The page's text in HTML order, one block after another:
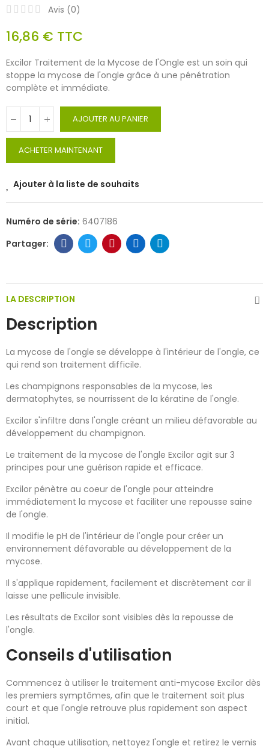
Avis (0)
16,86 € TTC
Excilor Traitement de la Mycose de l'Ongle est un soin qui
stoppe la mycose de l'ongle grâce à une pénétration
complète et immédiate.
AJOUTER AU PANIER
ACHETER MAINTENANT
Ajouter à la liste de souhaits
Numéro de série: 6407186
LA DESCRIPTION
Description
La mycose de l'ongle se développe à l'intérieur de l'ongle, ce
qui rend son traitement difficile.
Les champignons responsables de la mycose, les
dermatophytes, se nourrissent de la kératine de l'ongle.
Excilor s'infiltre dans l'ongle créant un milieu défavorable au
développement du champignon.
Le traitement de la mycose de l'ongle Excilor agit sur 3
principes pour une guérison rapide et efficace.
Excilor pénètre au coeur de l'ongle pour atteindre
immédiatement la mycose et faciliter une repousse saine
de l'ongle.
Il modifie le pH de l'intérieur de l'ongle pour créer un
environnement défavorable au développement de la
mycose.
Il s'applique rapidement, facilement et discrètement car il
laisse une pellicule invisible.
Les résultats de Excilor sont visibles dès la repousse de
l'ongle.
Conseils d'utilisation
Commencez à utiliser le traitement anti-mycose Excilor dès
les premiers symptômes, afin que le traitement soit plus
court et que l'ongle retrouve plus rapidement son aspect
initial.
Avant chaque utilisation, nettoyez l'ongle et retirez le vernis